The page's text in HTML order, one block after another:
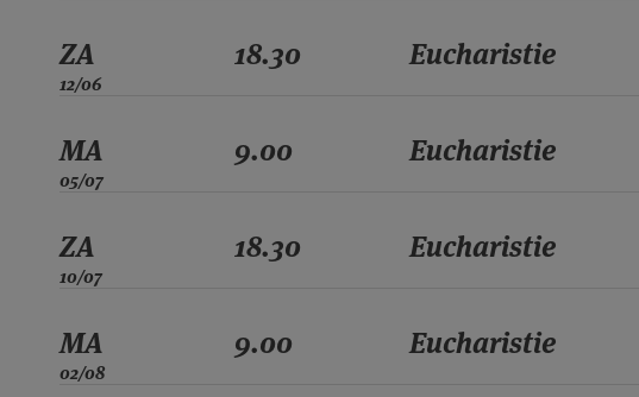
ZA
12/06
18.30 Eucharistie
MA
05/07
9.00 Eucharistie
ZA
10/07
18.30 Eucharistie
MA
02/08
9.00 Eucharistie